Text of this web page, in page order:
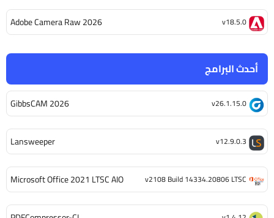
أحدث البرامج
GibbsCAM 2026 v26.1.15.0
Lansweeper v12.9.0.3
Microsoft Office 2021 LTSC AIO v2108 Build 14334.20806 LTSC
Adobe Camera Raw 2026 v18.5.0